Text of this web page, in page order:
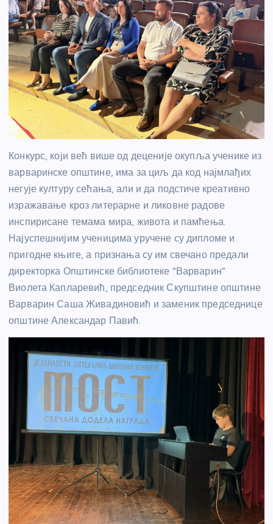
Конкурс, који већ више од деценије окупља ученике из
варваринске општине, има за циљ да код најмлађих
негује културу сећања, али и да подстиче креативно
изражавање кроз литерарне и ликовне радове
инспирисане темама мира, живота и памћења.
Најуспешнијим ученицима уручене су дипломе и
пригодне књиге, а признања су им свечано предали
директорка Општинске библиотеке “Варварин”
Виолета Капларевић, председник Скупштине општине
Варварин Саша Живадиновић и заменик председнице
општине Александар Павић.